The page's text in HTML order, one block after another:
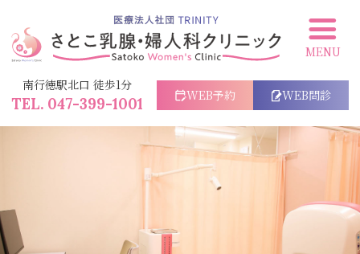
南行徳の乳腺外科｜さとこ乳腺・
婦人科クリニック｜南行徳駅1分
乳腺科
南行徳駅北口 徒歩1分
047-399-1001 WEB予約 WEB問診